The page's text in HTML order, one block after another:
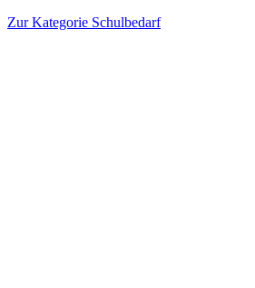
Zur Kategorie Schulbedarf